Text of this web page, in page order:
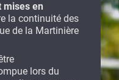
mises en
la continuité des
de la Martinière
lors du